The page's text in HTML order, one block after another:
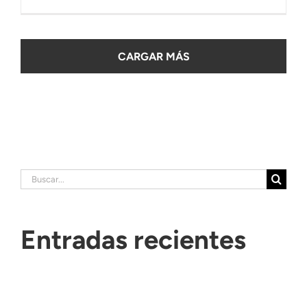
CARGAR MÁS
Buscar:
Entradas recientes